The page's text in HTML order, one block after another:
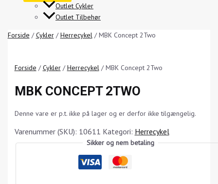
Outlet Cykler
Outlet Tilbehør
Forside /Cykler/Herrecykel/ MBK Concept 2Two
Forside /Cykler/Herrecykel/ MBK Concept 2Two
MBK CONCEPT 2TWO
Denne vare er p.t. ikke på lager og er derfor ikke tilgængelig.
Varenummer (SKU): 10611 Kategori: Herrecykel
Sikker og nem betaling